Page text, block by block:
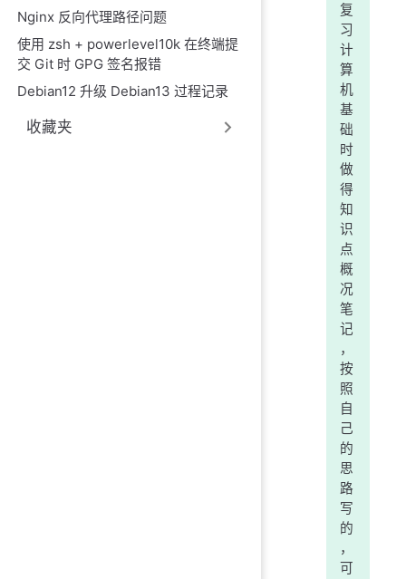
Nginx 反向代理路径问题
使用 zsh + powerlevel10k 在终端提
交 Git 时 GPG 签名报错
Debian12 升级 Debian13 过程记录
收藏夹
复
习
计
算
机
基
础
时
做
得
知
识
点
概
况
笔
记
，
按
照
自
己
的
思
路
写
的
，
可